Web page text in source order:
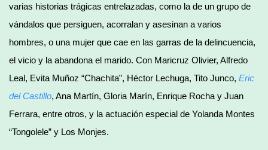
varias historias trágicas entrelazadas, como la de un grupo de
vándalos que persiguen, acorralan y asesinan a varios
hombres, o una mujer que cae en las garras de la delincuencia,
el vicio y la abandona el marido. Con Maricruz Olivier, Alfredo
Leal, Evita Muñoz “Chachita”, Héctor Lechuga, Tito Junco, Eric
del Castillo, Ana Martín, Gloria Marín, Enrique Rocha y Juan
Ferrara, entre otros, y la actuación especial de Yolanda Montes
“Tongolele” y Los Monjes.